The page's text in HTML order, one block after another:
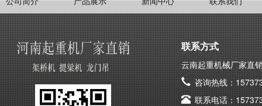
联系方式
云南起重机械厂家直
咨询热线：
联系电话：